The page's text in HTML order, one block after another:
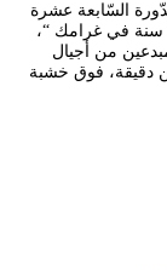
السّابعة عشرة
من المهرجان الوطنيّ للمسرح المحترف، بعنوان ” 70 سنة في غرامك “،
من أجيال
دقيقة، فوق خشبة